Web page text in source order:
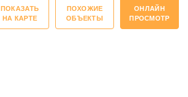
ПОКАЗАТЬ
НА КАРТЕ
ПОХОЖИЕ
ОБЪЕКТЫ
ОНЛАЙН
ПРОСМОТР